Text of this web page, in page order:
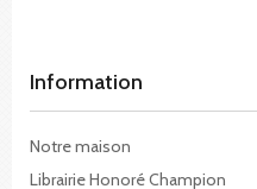
Information
Notre maison
Librairie Honoré Champion